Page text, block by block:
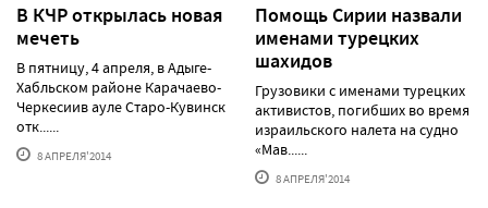
В КЧР открылась новая
мечеть
В пятницу, 4 апреля, в Адыге-
Хабльском районе Карачаево-
Черкесиив ауле Старо-Кувинск
отк......
8 АПРЕЛЯ'2014
Помощь Сирии назвали
именами турецких
шахидов
Грузовики с именами турецких
активистов, погибших во время
израильского налета на судно
«Мав......
8 АПРЕЛЯ'2014